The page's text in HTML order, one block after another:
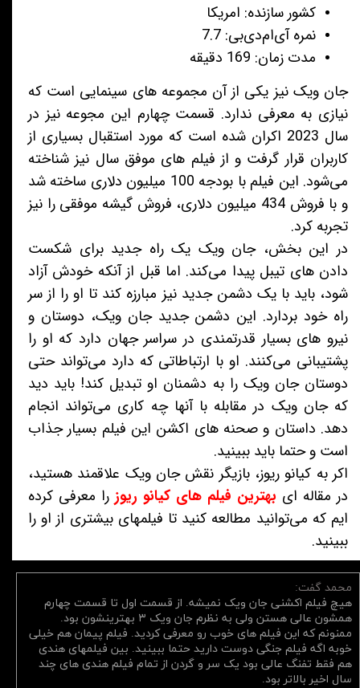
کشور سازنده: امریکا
نمره آی‌ام‌دی‌بی: 7.7
مدت زمان: 169 دقیقه
جان ویک نیز یکی از آن مجموعه های سینمایی است که
نیازی به معرفی ندارد. قسمت چهارم این مجوعه نیز در
سال 2023 اکران شده است که مورد استقبال بسیاری از
کاربران قرار گرفت و از فیلم های موفق سال نیز شناخته
می‌شود. این فیلم با بودجه 100 میلیون دلاری ساخته شد
و با فروش 434 میلیون دلاری، فروش گیشه موفقی را نیز
تجربه کرد.
در این بخش، جان ویک یک راه جدید برای شکست
دادن های تیبل پیدا می‌کند. اما قبل از آنکه خودش آزاد
شود، باید با یک دشمن جدید نیز مبارزه کند تا او را از سر
راه خود بردارد. این دشمن جدید جان ویک، دوستان و
نیرو های بسیار قدرتمندی در سراسر جهان دارد که او را
پشتیبانی می‌کنند. او با ارتباطاتی که دارد می‌تواند حتی
دوستان جان ویک را به دشمنان او تبدیل کند! باید دید
که جان ویک در مقابله با آنها چه کاری می‌تواند انجام
دهد. داستان و صحنه های اکشن این فیلم بسیار جذاب
است و حتما باید ببینید.
اکر به کیانو ریوز، بازیگر نقش جان ویک علاقمند هستید،
در مقاله ای بهترین فیلم های کیانو ریوز را معرفی کرده
ایم که می‌توانید مطالعه کنید تا فیلمهای بیشتری از او را
ببینید.
محمد گفت:
هیچ فیلم اکشنی جان ویک نمیشه. از قسمت اول تا قسمت چهارم
همشون عالی هستن ولی به نظرم جان ویک ۳ بهترینشون بود.
ممنونم که این فیلم های خوب رو معرفی کردید. فیلم پیمان هم خیلی
خوبه اگه فیلم جنگی دوست دارید حتما ببینید. بین فیلمهای هندی
هم فقط تفنگ عالی بود یک سر و گردن از تمام فیلم هندی های چند
سال اخیر بالاتر بود.